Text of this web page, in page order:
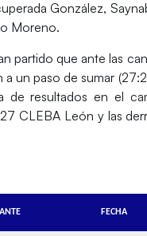
González,
Moreno.
partido que ante las
un paso de sumar
de resultados en el
CLEBA León y las
FECHA